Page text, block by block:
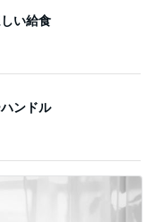
い給食
ンドル